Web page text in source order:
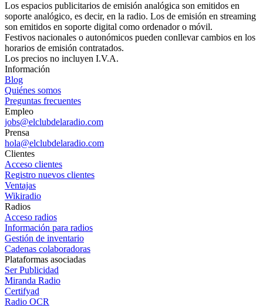
Los espacios publicitarios de emisión analógica son emitidos en
soporte analógico, es decir, en la radio. Los de emisión en streaming
son emitidos en soporte digital como ordenador o móvil.
Festivos nacionales o autonómicos pueden conllevar cambios en los
horarios de emisión contratados.
Los precios no incluyen I.V.A.
Información
Blog
Quiénes somos
Preguntas frecuentes
Empleo
jobs@elclubdelaradio.com
Prensa
hola@elclubdelaradio.com
Clientes
Acceso clientes
Registro nuevos clientes
Ventajas
Wikiradio
Radios
Acceso radios
Información para radios
Gestión de inventario
Cadenas colaboradoras
Plataformas asociadas
Ser Publicidad
Miranda Radio
Certifyad
Radio OCR